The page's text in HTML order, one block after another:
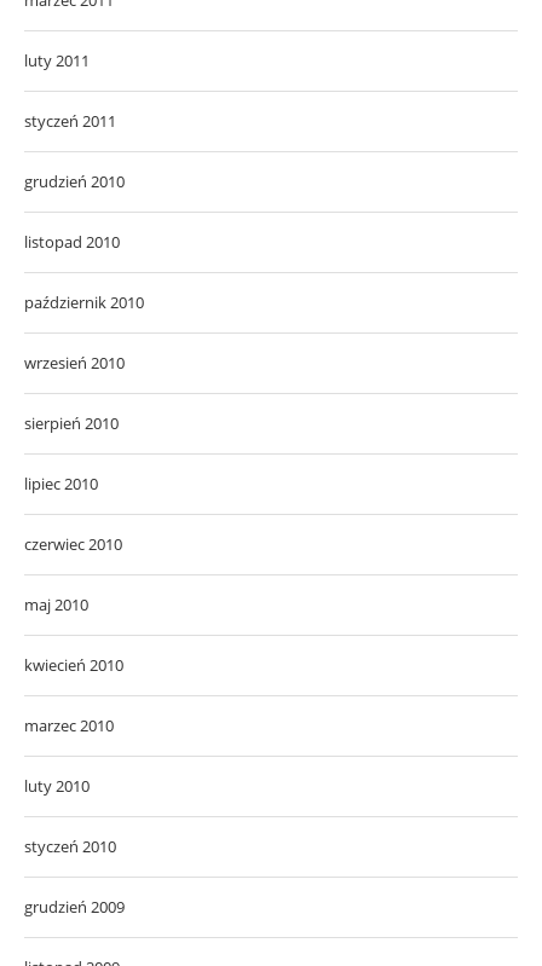
luty 2011
styczeń 2011
grudzień 2010
listopad 2010
październik 2010
wrzesień 2010
sierpień 2010
lipiec 2010
czerwiec 2010
maj 2010
kwiecień 2010
marzec 2010
luty 2010
styczeń 2010
grudzień 2009